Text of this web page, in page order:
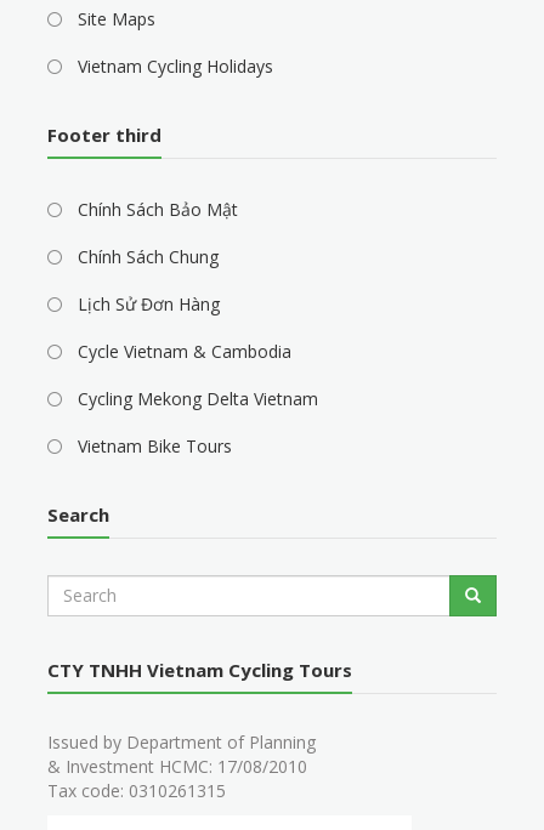
Site Maps
Vietnam Cycling Holidays
Footer third
Chính Sách Bảo Mật
Chính Sách Chung
Lịch Sử Đơn Hàng
Cycle Vietnam & Cambodia
Cycling Mekong Delta Vietnam
Vietnam Bike Tours
Search
c
Search
CTY TNHH Vietnam Cycling Tours
Issued by Department of Planning
& Investment HCMC: 17/08/2010
Tax code: 0310261315